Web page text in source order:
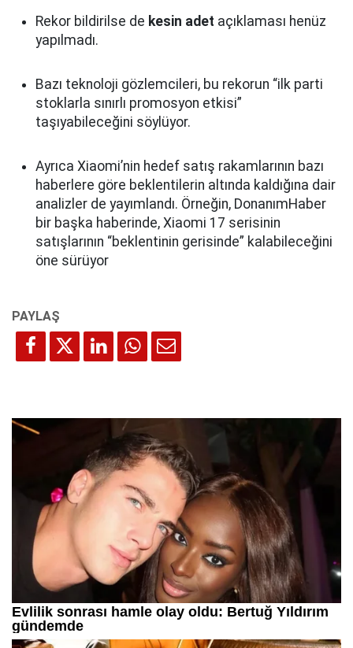
Rekor bildirilse de kesin adet açıklaması henüz
yapılmadı.
Bazı teknoloji gözlemcileri, bu rekorun “ilk parti
stoklarla sınırlı promosyon etkisi”
taşıyabileceğini söylüyor.
Ayrıca Xiaomi’nin hedef satış rakamlarının bazı
haberlere göre beklentilerin altında kaldığına dair
analizler de yayımlandı. Örneğin, DonanımHaber
bir başka haberinde, Xiaomi 17 serisinin
satışlarının “beklentinin gerisinde” kalabileceğini
öne sürüyor